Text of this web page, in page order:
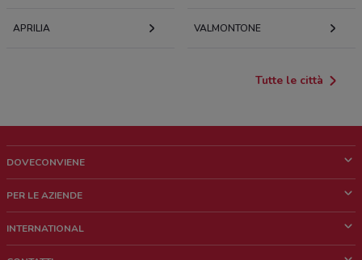
APRILIA VALMONTONE
Tutte le città
DOVECONVIENE
Chi siamo
PER LE AZIENDE
Richieste commerciali e marketing
INTERNATIONAL